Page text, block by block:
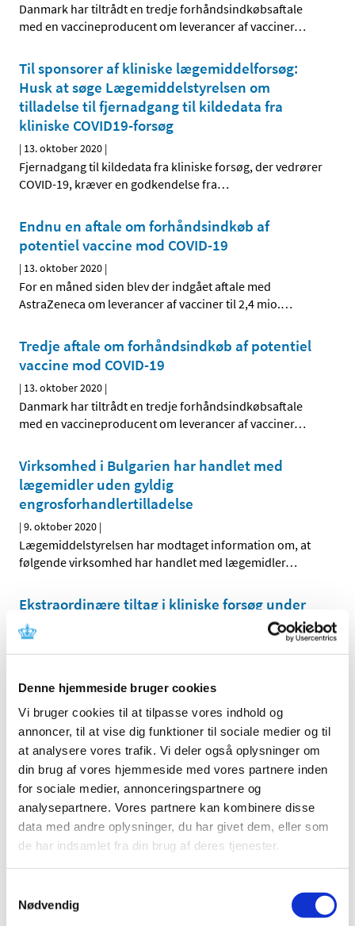
Denne hjemmeside bruger cookies
Vi bruger cookies til at tilpasse vores indhold og
annoncer, til at vise dig funktioner til sociale medier og til
at analysere vores trafik. Vi deler også oplysninger om
din brug af vores hjemmeside med vores partnere inden
for sociale medier, annonceringspartnere og
analysepartnere. Vores partnere kan kombinere disse
data med andre oplysninger, du har givet dem, eller som
de har indsamlet fra din brug af deres tjenester.
Nødvendig
Danmark har tiltrådt en tredje forhåndsindkøbsaftale
med en vaccineproducent om leverancer af vacciner…
Til sponsorer af kliniske lægemiddelforsøg:
Husk at søge Lægemiddelstyrelsen om
tilladelse til fjernadgang til kildedata fra
kliniske COVID19-forsøg
| 13. oktober 2020 |
Fjernadgang til kildedata fra kliniske forsøg, der vedrører
COVID-19, kræver en godkendelse fra…
Endnu en aftale om forhåndsindkøb af
potentiel vaccine mod COVID-19
| 13. oktober 2020 |
For en måned siden blev der indgået aftale med
AstraZeneca om leverancer af vacciner til 2,4 mio.…
Tredje aftale om forhåndsindkøb af potentiel
vaccine mod COVID-19
| 13. oktober 2020 |
Danmark har tiltrådt en tredje forhåndsindkøbsaftale
med en vaccineproducent om leverancer af vacciner…
Virksomhed i Bulgarien har handlet med
lægemidler uden gyldig
engrosforhandlertilladelse
|9. oktober 2020 |
Lægemiddelstyrelsen har modtaget information om, at
følgende virksomhed har handlet med lægemidler…
Ekstraordinære tiltag i kliniske forsøg under
COVID-19
ekstraordinære konsekvenser for udførslen af kliniske
Løbende vurdering af endnu en mulig vaccine
mod COVID-19 er påbegyndt
|6. oktober 2020|
En løbende vurdering af endnu en mulig vaccine mod
COVID-19 er nu påbegyndt i det europæiske…
Lægemiddelstyrelsen sætter nu hårdere ind
|6. oktober 2020